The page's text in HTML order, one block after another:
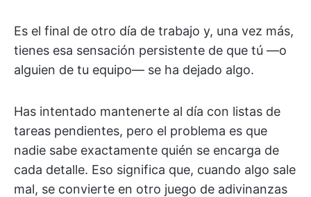
Es el final de otro día de trabajo y, una vez más,
tienes esa sensación persistente de que tú —o
alguien de tu equipo— se ha dejado algo.
Has intentado mantenerte al día con listas de
tareas pendientes, pero el problema es que
nadie sabe exactamente quién se encarga de
cada detalle. Eso significa que, cuando algo sale
mal, se convierte en otro juego de adivinanzas